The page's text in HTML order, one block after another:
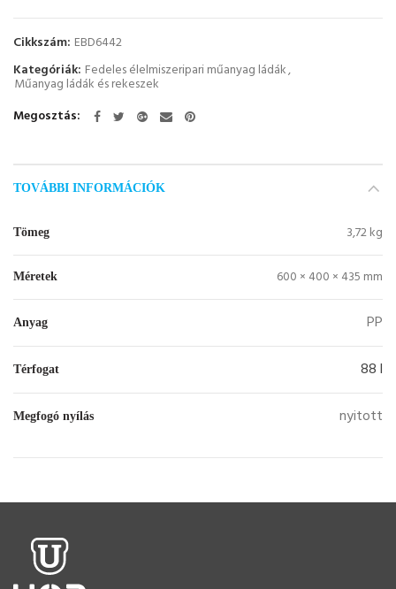
Cikkszám: EBD6442
Kategóriák: Fedeles élelmiszeripari műanyag ládák,
Műanyag ládák és rekeszek
Megosztás
TOVÁBBI INFORMÁCIÓK
Tömeg 3,72 kg
Méretek 600 × 400 × 435 mm
Anyag PP
Térfogat 88 l
Megfogó nyílás nyitott